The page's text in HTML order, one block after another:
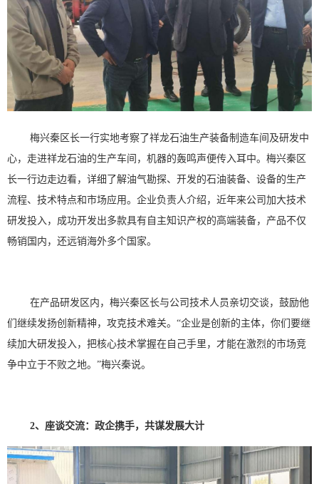
梅兴秦 区长一行实地考察了祥龙石油生产装备制造车间及研发中
心， 走进祥龙石油的生产车间，机器的轰鸣声便传入耳中。梅兴秦区
长一行边走边看，详细了解油气勘探、 开发的石油装备、 设备的生产
流程、技术特点和市场应用。企业负责人介绍，近年来公司加大技术
研发投入，成功开发出多款具有自主知识产权的高端装备，产品不仅
畅销国内，还远销海外多个国家。
在产品研发区内 ，梅兴秦区长与公司 技术人员亲切交谈，鼓励他
们继续发扬创新精神，攻克技术难关。 “企业是创新的主体，你们要继
续加大研发投入，把核心技术掌握在自己手里，才能在激烈的市场竞
争中立于不败之地。”梅兴秦说。
2、 座谈交流：政企携手，共谋发展大计